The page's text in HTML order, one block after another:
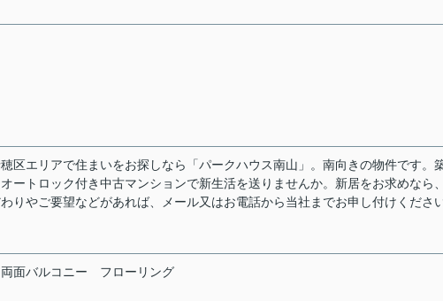
区エリアで住まいをお探しなら「パークハウス南山」。南向きの物件です。
ートロック付き中古マンションで新生活を送りませんか。新居をお求めなら
りやご要望などがあれば、メール又はお電話から当社までお申し付けください
両面バルコニー フローリング